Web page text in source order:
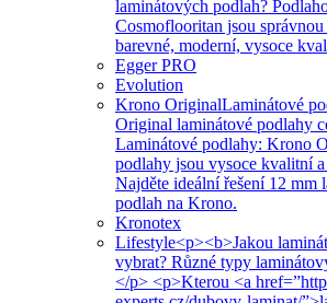
laminátových podlah?
Cosmoflooritan jsou
barevné, moderní, vysoce
Egger PRO
Evolution
Krono OriginalLaminátové
Original laminátové podlahy
Laminátové podlahy: Krono
podlahy jsou vysoce kvalitní a
Najděte ideální řešení 12 mm
podlah na Krono.
Kronotex
Lifestyle<p><b>Jakou
vybrat? Různé typy
</p> <p>Kterou <a